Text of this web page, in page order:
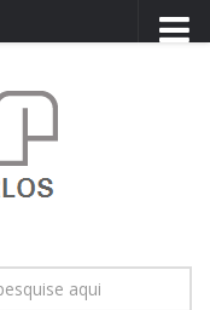
TRANSPARÊNCIA